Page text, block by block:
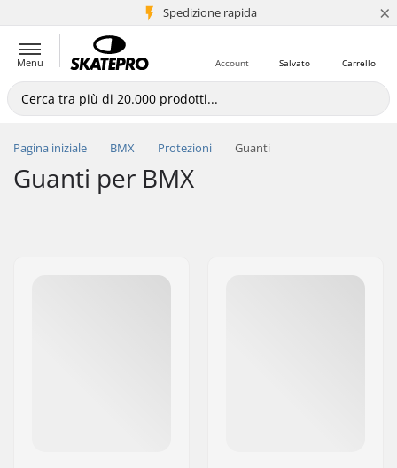
Spedizione rapida
+5 mln di clienti ×
Menu Carrello
Salvato
Account
Pagina iniziale BMX Protezioni Guanti
Guanti per BMX